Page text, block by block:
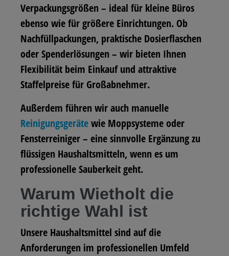
Verpackungsgrößen – ideal für kleine Büros
ebenso wie für größere Einrichtungen. Ob
Nachfüllpackungen, praktische Dosierflaschen
oder Spenderlösungen – wir bieten Ihnen
Flexibilität beim Einkauf und attraktive
Staffelpreise für Großabnehmer.
Außerdem führen wir auch manuelle
Reinigungsgerätewie Moppsysteme oder
Fensterreiniger – eine sinnvolle Ergänzung zu
flüssigen Haushaltsmitteln, wenn es um
professionelle Sauberkeit geht.
Warum Wietholt die
richtige Wahl ist
Unsere Haushaltsmittel sind auf die
Anforderungen im professionellen Umfeld